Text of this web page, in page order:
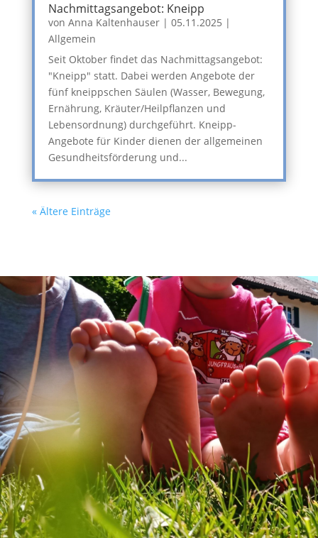
Nachmittagsangebot: Kneipp
von Anna Kaltenhauser| 05.11.2025 |
Allgemein
Seit Oktober findet das Nachmittagsangebot:
"Kneipp" statt. Dabei werden Angebote der
fünf kneippschen Säulen (Wasser, Bewegung,
Ernährung, Kräuter/Heilpflanzen und
Lebensordnung) durchgeführt. Kneipp-
Angebote für Kinder dienen der allgemeinen
Gesundheitsförderung und...
« Ältere Einträge